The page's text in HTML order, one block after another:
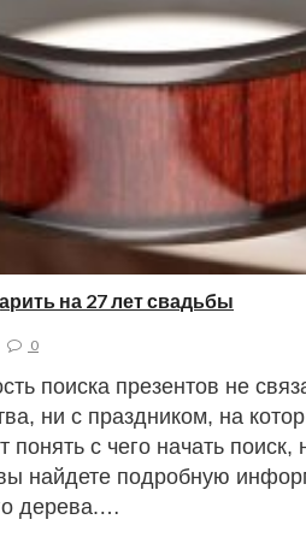
на 27 лет свадьбы
0
поиска презентов не
ни с праздником, на
понять с чего начать
найдете подробную
дерева.…